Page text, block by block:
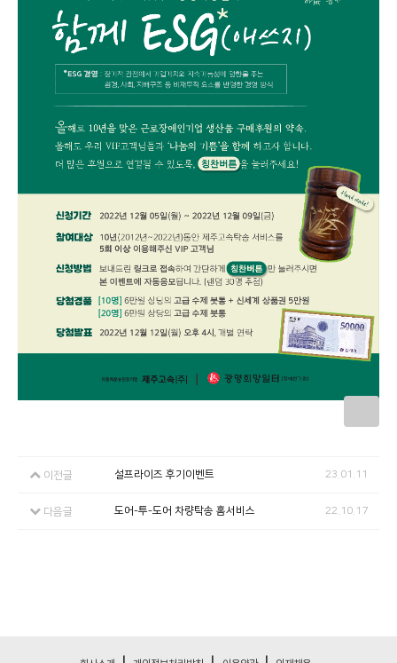
이전글 설프라이즈 후기이벤트 23.01.11
다음글 도어-투-도어 차량탁송 홈서비스 22.10.17